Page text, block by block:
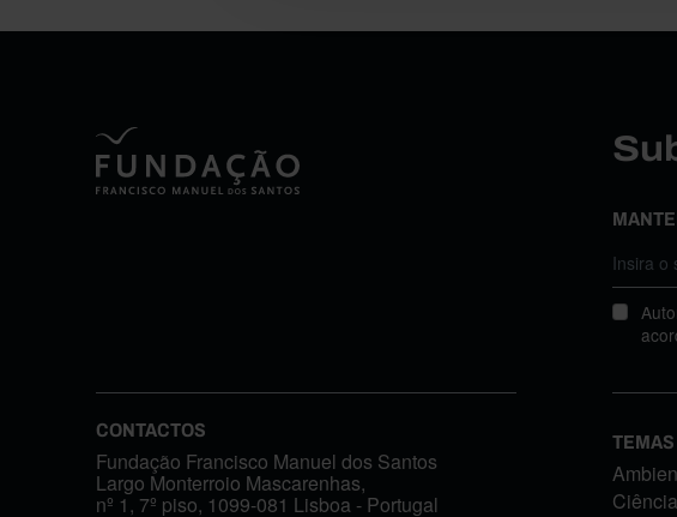
CONTACTOS
Fundação Francisco Manuel dos Santos
Largo Monterroio Mascarenhas,
nº 1, 7º piso, 1099-081 Lisboa - Portugal
TEMAS
Ciência